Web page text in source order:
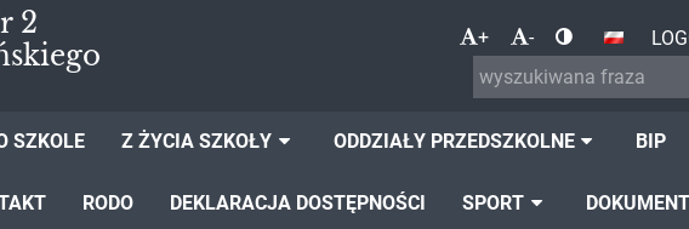
2
+ -
SZKOLE Z ŻYCIA SZKOŁY ODDZIAŁY PRZEDSZKOLNE BIP
RODO DEKLARACJA DOSTĘPNOŚCI SPORT